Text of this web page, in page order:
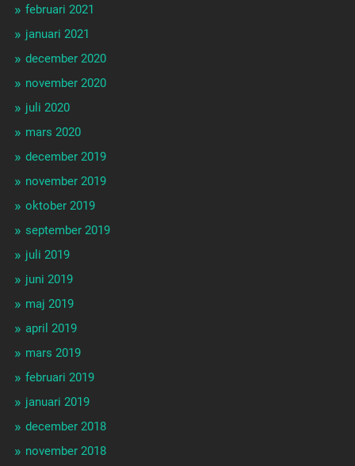
februari 2021
januari 2021
december 2020
november 2020
juli 2020
mars 2020
december 2019
november 2019
oktober 2019
september 2019
juli 2019
juni 2019
maj 2019
april 2019
mars 2019
februari 2019
januari 2019
december 2018
november 2018